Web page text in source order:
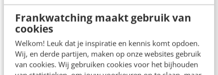
Frankwatching maakt gebruik van
cookies
Welkom! Leuk dat je inspiratie en kennis komt opdoen.
Wij, en derde partijen, maken op onze websites gebruik
van cookies. Wij gebruiken cookies voor het bijhouden
aantal persoonlijke vaardigheden:
Zelfreflectie
Stilstaan bij je eigen aannames en reflexen.